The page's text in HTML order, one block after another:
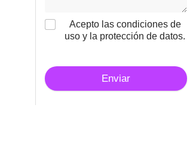
Acepto las condiciones de
uso y la protección de datos.
Enviar